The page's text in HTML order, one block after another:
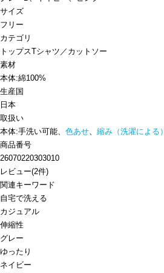
サイズ
フリー
カテゴリ
トップスTシャツ／カットソー
素材
本体:綿100%
生産国
日本
取扱い
本体:手洗い可能、 色あせ、 縮み（洗濯による）
商品番号
26070220303010
レビュー(2件)
関連キーワード
自宅で洗える
カジュアル
伸縮性
グレー
ゆったり
ネイビー